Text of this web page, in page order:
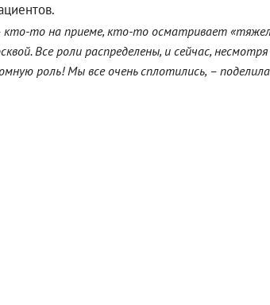
то на приеме, кто-то осматривает
Все роли распределены, и сейчас,
роль! Мы все очень сплотились, –